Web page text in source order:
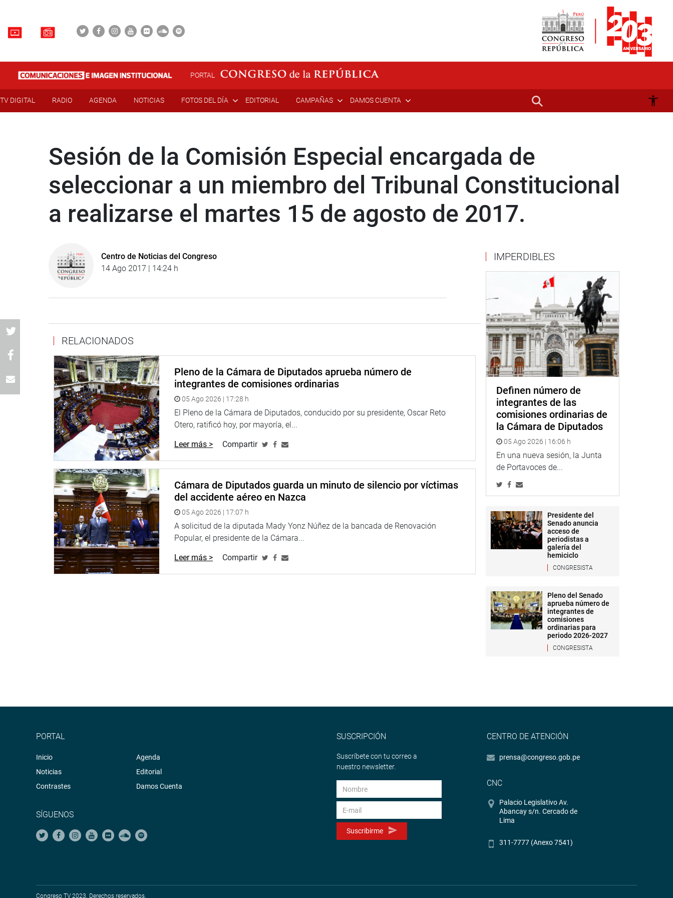
PORTAL
TV DIGITAL RADIO AGENDA NOTICIAS FOTOS DEL DÍA EDITORIAL CAMPAÑAS DAMOS CUENTA
Sesión de la Comisión Especial encargada de
seleccionar a un miembro del Tribunal Constitucional
a realizarse el martes 15 de agosto de 2017.
Centro de Noticias del Congreso
14 Ago 2017 | 14:24 h
RELACIONADOS
Pleno de la Cámara de Diputados aprueba número de
integrantes de comisiones ordinarias
05 Ago 2026 | 17:28 h
El Pleno de la Cámara de Diputados, conducido por su presidente, Oscar Reto
Otero, ratificó hoy, por mayoría, el...
Leer más > Compartir
Cámara de Diputados guarda un minuto de silencio por víctimas
del accidente aéreo en Nazca
05 Ago 2026 | 17:07 h
A solicitud de la diputada Mady Yonz Núñez de la bancada de Renovación
Popular, el presidente de la Cámara...
Leer más > Compartir
IMPERDIBLES
Definen número de
integrantes de las
comisiones ordinarias de
la Cámara de Diputados
05 Ago 2026 | 16:06 h
En una nueva sesión, la Junta
de Portavoces de...
Presidente del
Senado anuncia
acceso de
periodistas a
galería del
hemiciclo
CONGRESISTA
Pleno del Senado
aprueba número de
integrantes de
comisiones
ordinarias para
periodo 2026-2027
CONGRESISTA
PORTAL
Inicio
Noticias
Contrastes
Agenda
Editorial
Damos Cuenta
SÍGUENOS
SUSCRIPCIÓN
Suscríbete con tu correo a
nuestro newsletter.
Suscribirme
CENTRO DE ATENCIÓN
prensa@congreso.gob.pe
CNC
Palacio Legislativo Av.
Abancay s/n. Cercado de
Lima
311-7777 (Anexo 7541)
Congreso TV 2023. Derechos reservados.